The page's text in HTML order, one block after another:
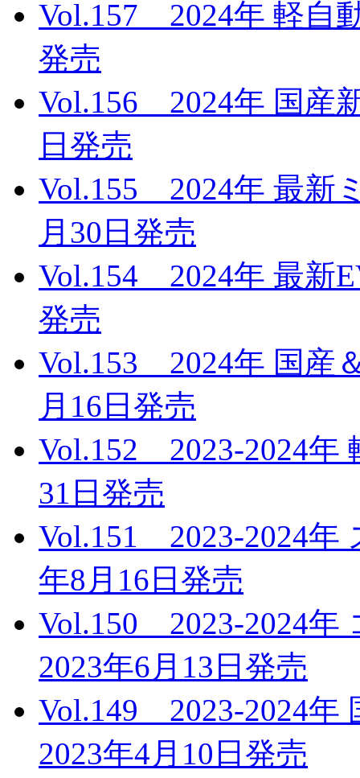
Vol.157 2024年 軽自
発売
Vol.156 2024年 国産
日発売
Vol.155 2024年 最新
月30日発売
Vol.154 2024年 最新
発売
Vol.153 2024年 国産
月16日発売
Vol.152 2023-2024年
31日発売
Vol.151 2023-2024
年8月16日発売
Vol.150 2023-2024
2023年6月13日発売
Vol.149 2023-2024
2023年4月10日発売